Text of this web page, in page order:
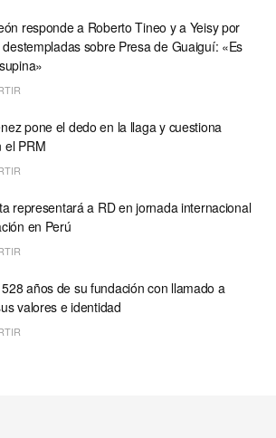
responde a Roberto Tineo y a Yeisy por
sobre Presa de Guaiguí: «Es
pone el dedo en la llaga y cuestiona
el PRM
representará a RD en jornada internacional
en Perú
años de su fundación con llamado a
valores e identidad